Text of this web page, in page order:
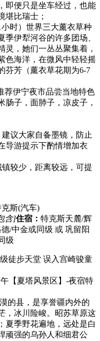
即便只是坐车经过，也能
堪比瑞士；
时）世界三大薰衣草种
伊犁河谷的许多团场、
灵，她们一丛丛聚集着，
色海洋，在微风中轻轻摇
芬芳（薰衣草花期为6-7
荐伊宁夜市品尝当地特色
肠子，面肺子，凉皮子，
议大家自备墨镜，防止
导游提示下酌情增加衣
较少，距离较远，可提
克斯(汽车)
含]住宿： 特克斯天麓/辉
/中金或同级 或 巩留阳
级
徒步天堂 误入宫崎骏童
【夏塔风景区】-夜宿特
的县，是享誉疆内外的
，冰川险峻。昭苏草原这
夏季野花遍地，远处是白
顽强的乌孙人和细君公